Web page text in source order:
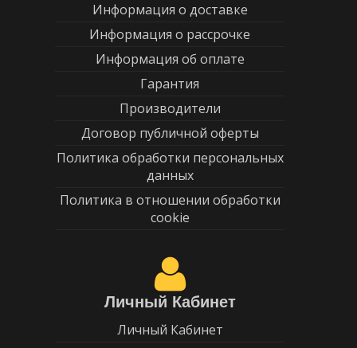
Информация о доставке
Информация о рассрочке
Информация об оплате
Гарантия
Производители
Договор публичной оферты
Политика обработки персональных
данных
Политика в отношении обработки
cookie
Личный Кабинет
Личный Кабинет